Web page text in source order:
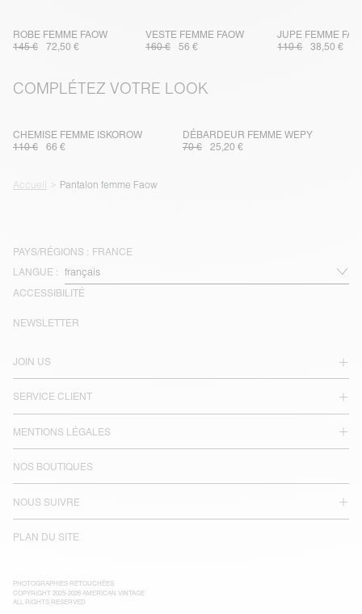
ROBE FEMME FAOW
145 €
72,50 €
VESTE FEMME FAOW
160 €
56 €
JUPE FEMME
110 €
38,50 €
COMPLÉTEZ VOTRE LOOK
CHEMISE FEMME ISKOROW
110 €
66 €
DÉBARDEUR FEMME WEPY
70 €
25,20 €
Accueil Pantalon femme Faow
PAYS/RÉGIONS : FRANCE
LANGUE :
ACCESSIBILITÉ
JOIN US
SERVICE CLIENT
MENTIONS LÉGALES
NOS BOUTIQUES
NOUS SUIVRE
PLAN DU SITE
NEWSLETTER
PHOTOGRAPHIES RETOUCHÉES
COPYRIGHT 2025-2026 AMERICAN VINTAGE
ALL RIGHTS RESERVED